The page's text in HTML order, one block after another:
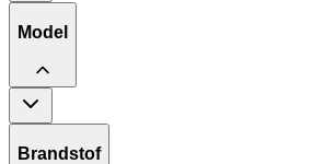
Model
Brandstof